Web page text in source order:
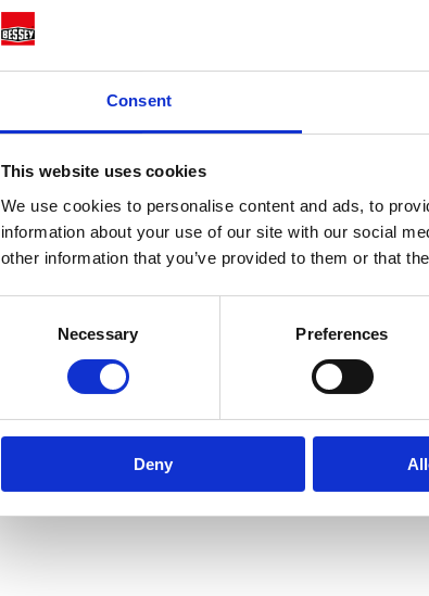
Consent
This website uses cookies
We use cookies to personalise content and ads, to
information about your use of our site with our social
other information that you’ve provided to them or that
Necessary Preferences
Deny